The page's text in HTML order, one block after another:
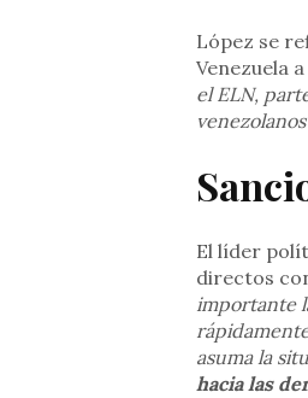
López se
Venezuela
el ELN,
El líder
directos
importante
asuma la
hacia las